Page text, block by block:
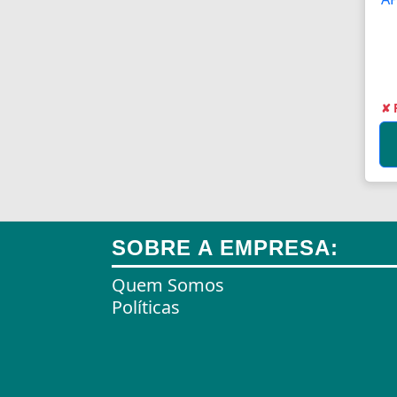
Aparelhos Autónomos
Aparelhos de Choque
✘
SOBRE A EMPRESA:
Quem Somos
Políticas